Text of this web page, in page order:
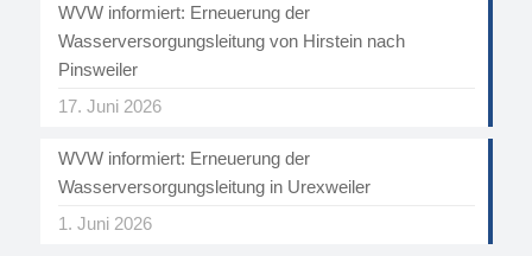
WVW informiert: Erneuerung der
Wasserversorgungsleitung von Hirstein nach
Pinsweiler
17. Juni 2026
WVW informiert: Erneuerung der
Wasserversorgungsleitung in Urexweiler
1. Juni 2026